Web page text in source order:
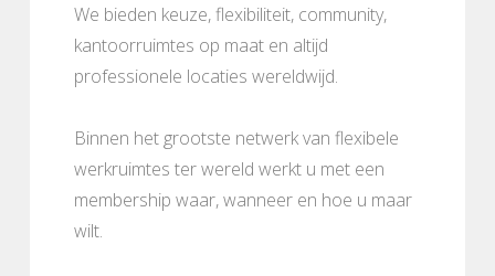
We bieden keuze, flexibiliteit, community,
kantoorruimtes op maat en altijd
professionele locaties wereldwijd.
Binnen het grootste netwerk van flexibele
werkruimtes ter wereld werkt u met een
membership waar, wanneer en hoe u maar
wilt.